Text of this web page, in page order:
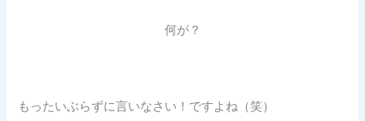
何が？
もったいぶらずに言いなさい！ですよね（笑）